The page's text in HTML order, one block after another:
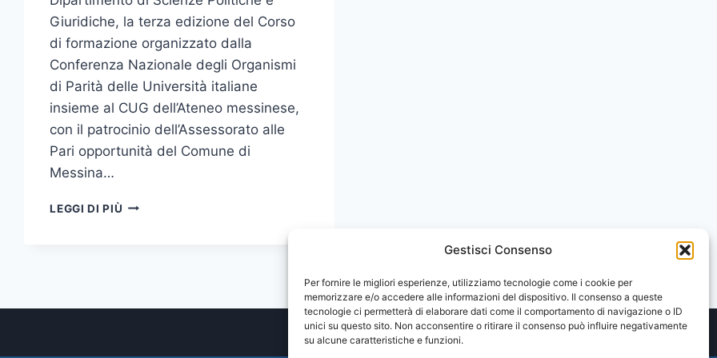
Gestisci Consenso
Per fornire le migliori esperienze, utilizziamo tecnologie come i cookie per
memorizzare e/o accedere alle informazioni del dispositivo. Il consenso a queste
tecnologie ci permetterà di elaborare dati come il comportamento di navigazione o ID
unici su questo sito. Non acconsentire o ritirare il consenso può influire negativamente
su alcune caratteristiche e funzioni.
Giuridiche, la terza edizione del Corso
di formazione organizzato dalla
Conferenza Nazionale degli Organismi
di Parità delle Università italiane
insieme al CUG dell’Ateneo messinese,
con il patrocinio dell’Assessorato alle
Pari opportunità del Comune di
Messina…
LEGGI DI PIÙ A
SU